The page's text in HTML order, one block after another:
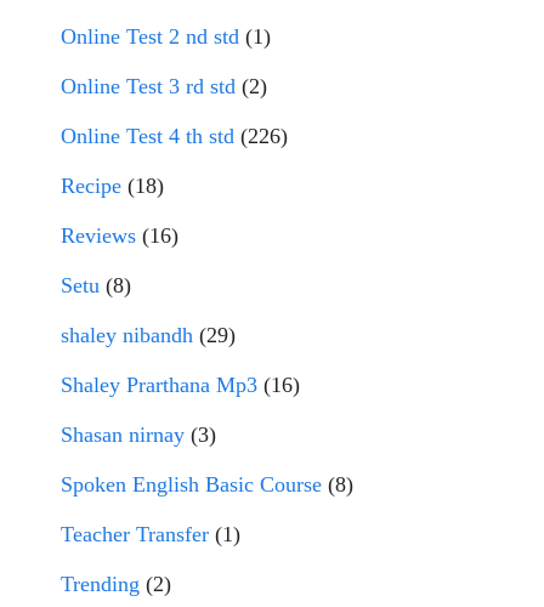
Online Test 2 nd std (1)
Online Test 3 rd std (2)
Online Test 4 th std (226)
Recipe (18)
Reviews (16)
Setu (8)
shaley nibandh (29)
Shaley Prarthana Mp3 (16)
Shasan nirnay (3)
Spoken English Basic Course (8)
Teacher Transfer (1)
Trending (2)